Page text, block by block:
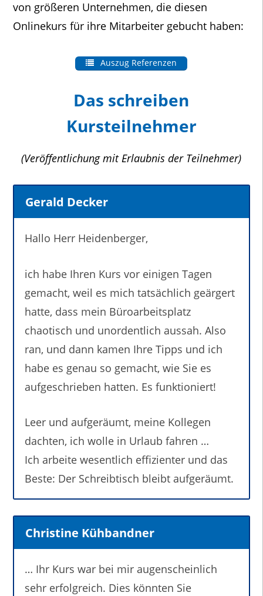
von größeren Unternehmen, die diesen
Onlinekurs für ihre Mitarbeiter gebucht haben:
Auszug Referenzen
Das schreiben
Kursteilnehmer
(Veröffentlichung mit Erlaubnis der Teilnehmer)
Gerald Decker
Hallo Herr Heidenberger,
ich habe Ihren Kurs vor einigen Tagen
gemacht, weil es mich tatsächlich geärgert
hatte, dass mein Büroarbeitsplatz
chaotisch und unordentlich aussah. Also
ran, und dann kamen Ihre Tipps und ich
habe es genau so gemacht, wie Sie es
aufgeschrieben hatten. Es funktioniert!
Leer und aufgeräumt, meine Kollegen
dachten, ich wolle in Urlaub fahren …
Ich arbeite wesentlich effizienter und das
Beste: Der Schreibtisch bleibt aufgeräumt.
Christine Kühbandner
… Ihr Kurs war bei mir augenscheinlich
sehr erfolgreich. Dies könnten Sie